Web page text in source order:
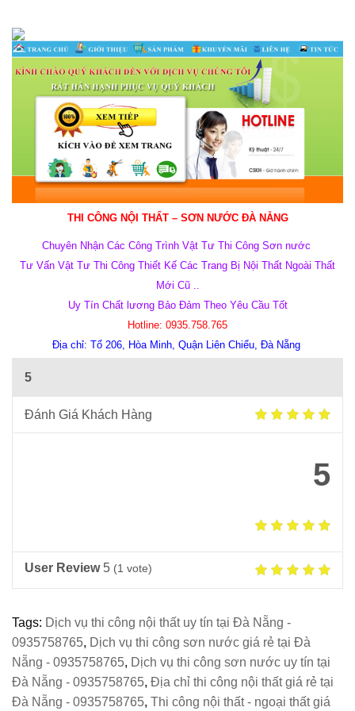
THI CÔNG NỘI THẤT – SƠN NƯỚC ĐÀ NẴNG
Chuyên Nhận Các Công Trình Vật Tư Thi Công Sơn nước
Tư Vấn Vật Tư Thi Công Thiết Kế Các Trang Bị Nội Thất Ngoài Thất
Mới Cũ ..
Uy Tín Chất lương Bảo Đảm Theo Yêu Cầu Tốt
Hotline: 0935.758.765
Địa chỉ: Tổ 206, Hòa Minh, Quận Liên Chiểu, Đà Nẵng
5
Đánh Giá Khách Hàng
5
User Review 5 (1 vote)
Tags: Dịch vụ thi công nội thất uy tín tại Đà Nẵng -
0935758765, Dịch vụ thi công sơn nước giá rẻ tại Đà
Nẵng - 0935758765, Dịch vụ thi công sơn nước uy tín tại
Đà Nẵng - 0935758765, Địa chỉ thi công nội thất giá rẻ tại
Đà Nẵng - 0935758765, Thi công nội thất - ngoại thất giá